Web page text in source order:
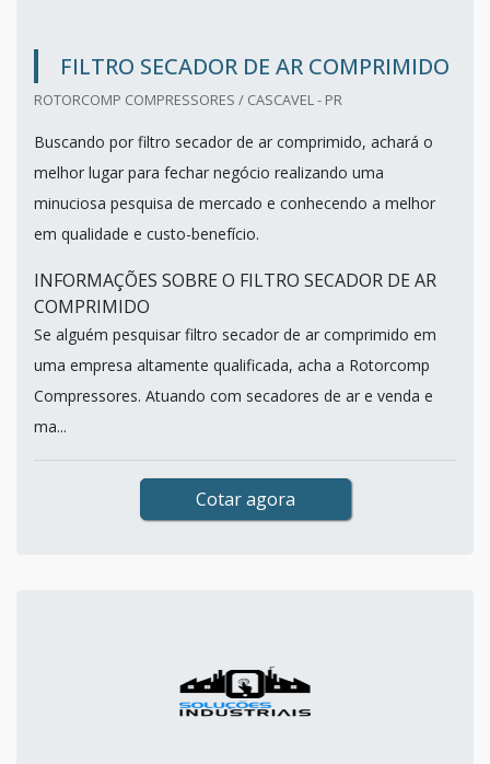
FILTRO SECADOR DE AR COMPRIMIDO
ROTORCOMP COMPRESSORES / CASCAVEL - PR
Buscando por filtro secador de ar comprimido, achará o
melhor lugar para fechar negócio realizando uma
minuciosa pesquisa de mercado e conhecendo a melhor
em qualidade e custo-benefício.
INFORMAÇÕES SOBRE O FILTRO SECADOR DE AR
COMPRIMIDO
Se alguém pesquisar filtro secador de ar comprimido em
uma empresa altamente qualificada, acha a Rotorcomp
Compressores. Atuando com secadores de ar e venda e
ma...
Cotar agora